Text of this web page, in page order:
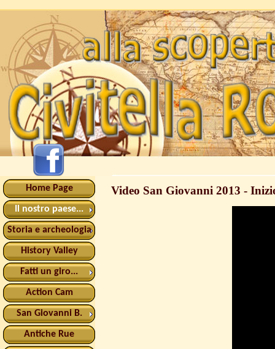
Home Page
Il nostro paese...
Storia e archeologia
History Valley
Fatti un giro...
Action Cam
San Giovanni B.
Antiche Rue
Video San Giovanni 2013 -